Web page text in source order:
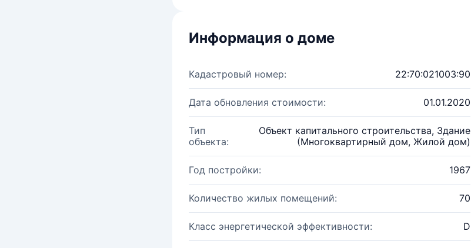
Информация о доме
Кадастровый номер: 22:70:021003:90
Дата обновления стоимости: 01.01.2020
Тип
объекта:
Объект капитального строительства, Здание
(Многоквартирный дом, Жилой дом)
Год постройки: 1967
Количество жилых помещений: 70
Класс энергетической эффективности: D